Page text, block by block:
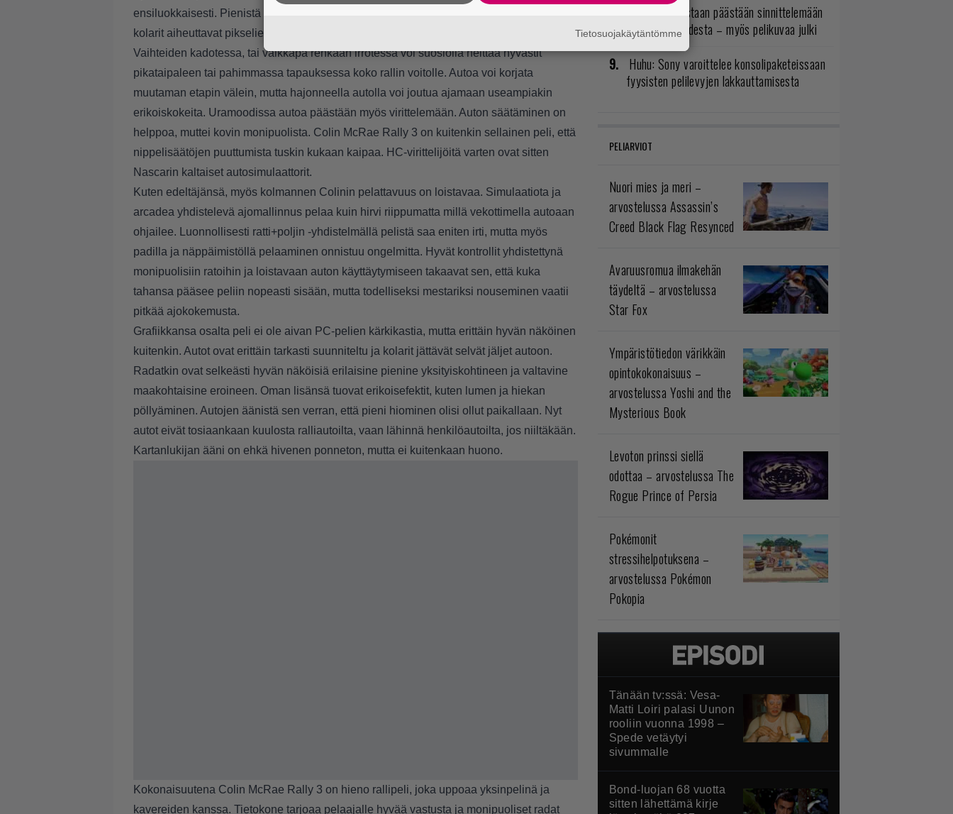
ensiluokkaisesti. Pienistä osumista kärsii lähinnä auton maalipinta, mutta isommat
kolarit aiheuttavat pikselien ruttaantumisen lisäksi merkittävän loven ajettavuuteen.
Vaihteiden kadotessa, tai vaikkapa renkaan irrotessa voi suosiolla heittää hyvästit
pikataipaleen tai pahimmassa tapauksessa koko rallin voitolle. Autoa voi korjata
muutaman etapin välein, mutta hajonneella autolla voi joutua ajamaan useampiakin
erikoiskokeita. Uramoodissa autoa päästään myös virittelemään. Auton säätäminen on
helppoa, muttei kovin monipuolista. Colin McRae Rally 3 on kuitenkin sellainen peli, että
nippelisäätöjen puuttumista tuskin kukaan kaipaa. HC-virittelijöitä varten ovat sitten
Nascarin kaltaiset autosimulaattorit.
Kuten edeltäjänsä, myös kolmannen Colinin pelattavuus on loistavaa. Simulaatiota ja
arcadea yhdistelevä ajomallinnus pelaa kuin hirvi riippumatta millä vekottimella autoaan
ohjailee. Luonnollisesti ratti+poljin -yhdistelmällä pelistä saa eniten irti, mutta myös
padilla ja näppäimistöllä pelaaminen onnistuu ongelmitta. Hyvät kontrollit yhdistettynä
monipuolisiin ratoihin ja loistavaan auton käyttäytymiseen takaavat sen, että kuka
tahansa pääsee peliin nopeasti sisään, mutta todelliseksi mestariksi nouseminen vaatii
pitkää ajokokemusta.
Grafiikkansa osalta peli ei ole aivan PC-pelien kärkikastia, mutta erittäin hyvän näköinen
kuitenkin. Autot ovat erittäin tarkasti suunniteltu ja kolarit jättävät selvät jäljet autoon.
Radatkin ovat selkeästi hyvän näköisiä erilaisine pienine yksityiskohtineen ja valtavine
maakohtaisine eroineen. Oman lisänsä tuovat erikoisefektit, kuten lumen ja hiekan
pöllyäminen. Autojen äänistä sen verran, että pieni hiominen olisi ollut paikallaan. Nyt
autot eivät tosiaankaan kuulosta ralliautoilta, vaan lähinnä henkilöautoilta, jos niiltäkään.
Kartanlukijan ääni on ehkä hivenen ponneton, mutta ei kuitenkaan huono.
Kokonaisuutena Colin McRae Rally 3 on hieno rallipeli, joka uppoaa yksinpelinä ja
kavereiden kanssa. Tietokone tarjoaa pelaajalle hyvää vastusta ja monipuoliset radat
Titaaneja vastaan päästään sinnittelemään
taas loppuvuodesta – myös pelikuvaa julki
Huhu: Sony varoittelee konsolipaketeissaan
fyysisten pelilevyjen lakkauttamisesta
PELIARVIOT
Nuori mies ja meri –
arvostelussa Assassin’s
Creed Black Flag Resynced
Avaruusromua ilmakehän
täydeltä – arvostelussa
Star Fox
Ympäristötiedon värikkäin
opintokokonaisuus –
arvostelussa Yoshi and the
Mysterious Book
Levoton prinssi siellä
odottaa – arvostelussa The
Rogue Prince of Persia
Pokémonit
stressihelpotuksena –
arvostelussa Pokémon
Pokopia
Tänään tv:ssä: Vesa-
Matti Loiri palasi Uunon
rooliin vuonna 1998 –
Spede vetäytyi
sivummalle
Bond-luojan 68 vuotta
sitten lähettämä kirje
Tietosuojakäytäntömme